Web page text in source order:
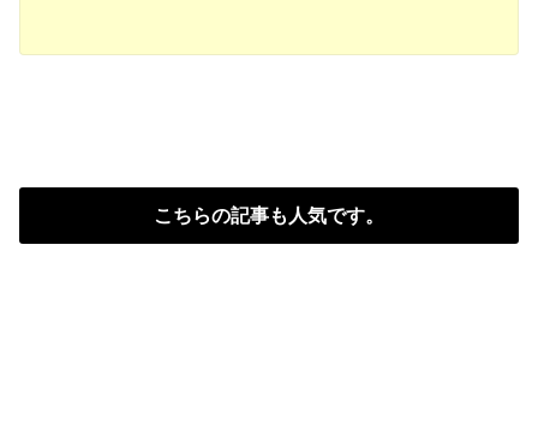
こちらの記事も人気です。